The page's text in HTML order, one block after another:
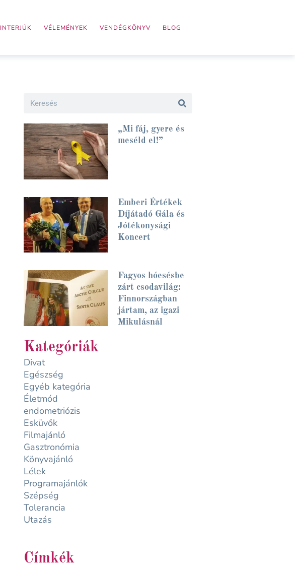
INTERJÚK VÉLEMÉNYEK VENDÉGKÖNYV BLOG
Search
„Mi fáj, gyere és
meséld el!”
Emberi Értékek
Díjátadó Gála és
Jótékonysági
Koncert
Fagyos hóesésbe
zárt csodavilág:
Finnországban
jártam, az igazi
Mikulásnál
Kategóriák
Divat
Egészség
Egyéb kategória
Életmód
endometriózis
Esküvők
Filmajánló
Gasztronómia
Könyvajánló
Lélek
Programajánlók
Szépség
Tolerancia
Utazás
Címkék